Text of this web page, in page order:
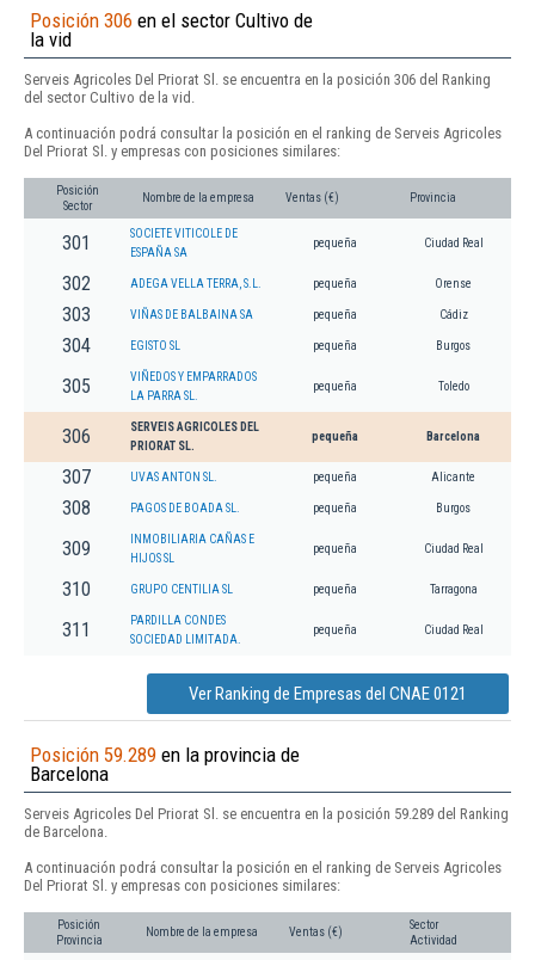
Posición 306 en el sector Cultivo de
la vid
Serveis Agricoles Del Priorat Sl. se encuentra en la posición 306 del Ranking
del sector Cultivo de la vid.
A continuación podrá consultar la posición en el ranking de Serveis Agricoles
Del Priorat Sl. y empresas con posiciones similares:
Posición
Sector
Nombre de la empresa Ventas (€) Provincia
301
SOCIETE VITICOLE DE
ESPAÑA SA
pequeña Ciudad Real
302 ADEGA VELLA TERRA, S.L. pequeña Orense
303 VIÑAS DE BALBAINA SA pequeña Cádiz
304 EGISTO SL pequeña Burgos
305
VIÑEDOS Y EMPARRADOS
LA PARRA SL.
pequeña Toledo
306
SERVEIS AGRICOLES DEL
PRIORAT SL.
pequeña Barcelona
307 UVAS ANTON SL. pequeña Alicante
308 PAGOS DE BOADA SL. pequeña Burgos
309
INMOBILIARIA CAÑAS E
HIJOS SL
pequeña Ciudad Real
310 GRUPO CENTILIA SL pequeña Tarragona
311
PARDILLA CONDES
SOCIEDAD LIMITADA.
pequeña Ciudad Real
Ver Ranking de Empresas del CNAE 0121
Posición 59.289 en la provincia de
Barcelona
Serveis Agricoles Del Priorat Sl. se encuentra en la posición 59.289 del Ranking
de Barcelona.
A continuación podrá consultar la posición en el ranking de Serveis Agricoles
Del Priorat Sl. y empresas con posiciones similares:
Posición
Provincia
Nombre de la empresa Ventas (€)
Sector
Actividad